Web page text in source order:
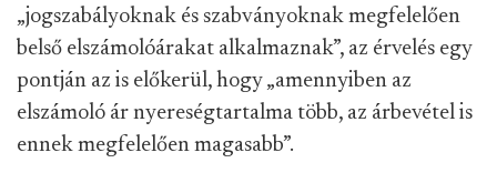
„jogszabályoknak és szabványoknak megfelelően
belső elszámolóárakat alkalmaznak”, az érvelés egy
pontján az is előkerül, hogy „amennyiben az
elszámoló ár nyereségtartalma több, az árbevétel is
ennek megfelelően magasabb”.